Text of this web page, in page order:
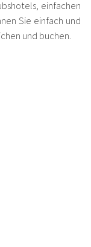
einfachen
Sie einfach und
und buchen.